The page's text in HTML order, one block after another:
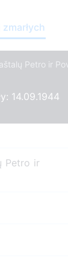
Petro ir
14.09.1944
Petro ir